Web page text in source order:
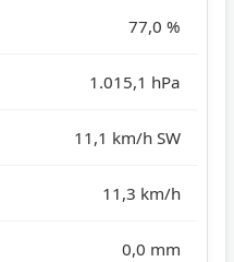
77,0 %
1.015,1 hPa
11,1 km/h SW
11,3 km/h
0,0 mm